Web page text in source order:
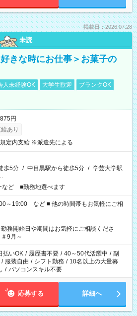
掲載日：2026.07.28
未読
きな時にお仕事＞お菓子の
人未経験OK 大学生歓迎
ブランクOK
円
あり
定内支給 ※派遣先による
歩5分 / 中目黒駅から徒歩5分 / 学芸大学駅
など ■勤務地選べます
■ 他の時間帯もお気軽にご相
開始日や期間はお気軽にご相談くださ
9月～
払いOK / 履歴書不要 / 40～50代活躍中 / 副
/ 服装自由 / シフト勤務 / 10名以上の大量募
/ パソコンスキル不要
応募する 詳細へ